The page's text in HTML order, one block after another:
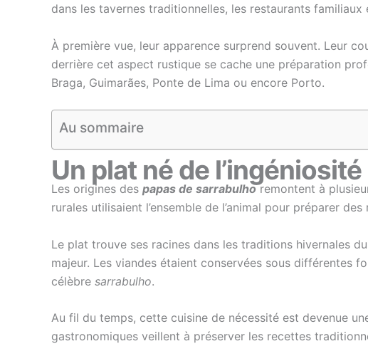
dans les tavernes traditionnelles, les restaurants
À première vue, leur apparence surprend souvent. Leur
derrière cet aspect rustique se cache une préparation
Braga, Guimarães, Ponte de Lima ou encore Porto.
Au sommaire
Un plat né de
Les origines des papas de sarrabulhoremontent à
rurales utilisaient l’ensemble de l’animal pour préparer
Le plat trouve ses racines dans les traditions hivernales
majeur. Les viandes étaient conservées sous différentes
célèbre sarrabulho.
Au fil du temps, cette cuisine de nécessité est devenue
gastronomiques veillent à préserver les recettes